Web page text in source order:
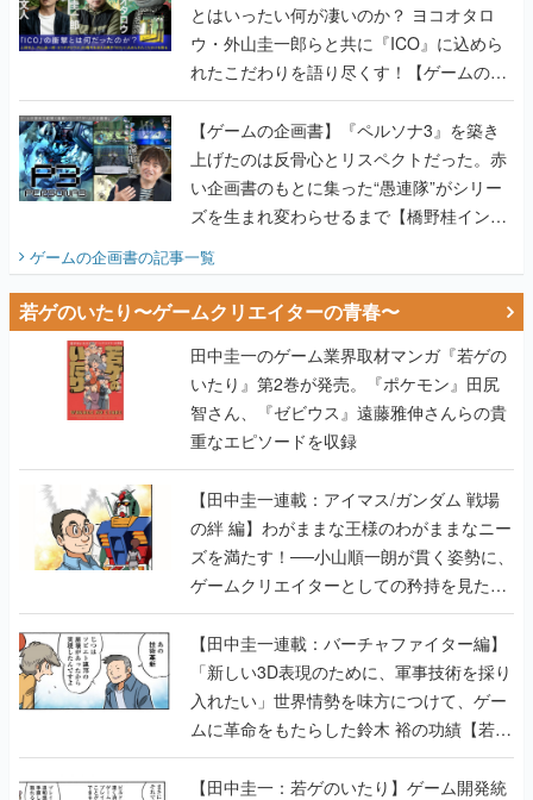
とはいったい何が凄いのか？ ヨコオタロ
ウ・外山圭一郎らと共に『ICO』に込めら
れたこだわりを語り尽くす！【ゲームの企
画書】
【ゲームの企画書】『ペルソナ3』を築き
上げたのは反骨心とリスペクトだった。赤
い企画書のもとに集った“愚連隊”がシリー
ズを生まれ変わらせるまで【橋野桂インタ
ゲームの企画書の記事一覧
若ゲのいたり〜ゲームクリエイターの青春〜
田中圭一のゲーム業界取材マンガ『若ゲの
いたり』第2巻が発売。『ポケモン』田尻
智さん、『ゼビウス』遠藤雅伸さんらの貴
重なエピソードを収録
【田中圭一連載：アイマス/ガンダム 戦場
の絆 編】わがままな王様のわがままなニー
ズを満たす！──小山順一朗が貫く姿勢に、
ゲームクリエイターとしての矜持を見た
【若ゲのいたり最終回】
【田中圭一連載：バーチャファイター編】
「新しい3D表現のために、軍事技術を採り
入れたい」世界情勢を味方につけて、ゲー
ムに革命をもたらした鈴木 裕の功績【若ゲ
のいたり】
【田中圭一：若ゲのいたり】ゲーム開発統